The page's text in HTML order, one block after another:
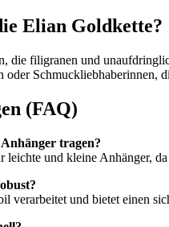
Elian Goldkette?
die filigranen und
Schmuckliebhaberinnen,
(FAQ)
tragen?
leichte und kleine Anhänger,
verarbeitet und bietet einen